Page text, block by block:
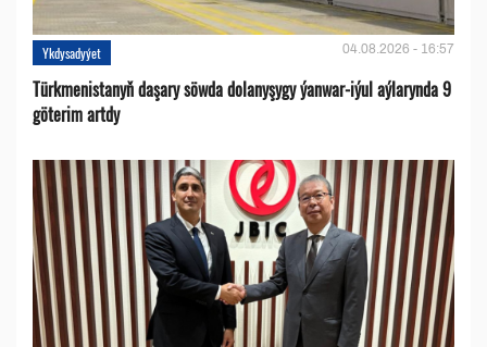
Ykdysadyýet 04.08.2026 - 16:57
Türkmenistanyň daşary söwda dolanyşygy ýanwar-iýul aýlarynda 9
göterim artdy